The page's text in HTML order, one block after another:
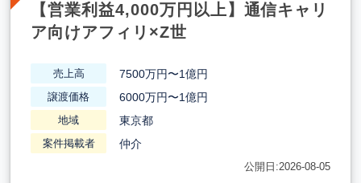
【営業利益4,000万円以上】通信キャリ
ア向けアフィリ×Z世
売上高 7500万円〜1億円
譲渡価格 6000万円〜1億円
地域 東京都
案件掲載者 仲介
公開日:2026-08-05